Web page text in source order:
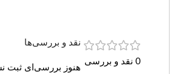
0 نقد و بررسی
نقد و بررسی‌ها
هنوز بررسی‌ای ثبت